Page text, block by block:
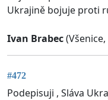
Ukrajině bojuje proti
Ivan Brabec
#472
Podepisuji , Sláva